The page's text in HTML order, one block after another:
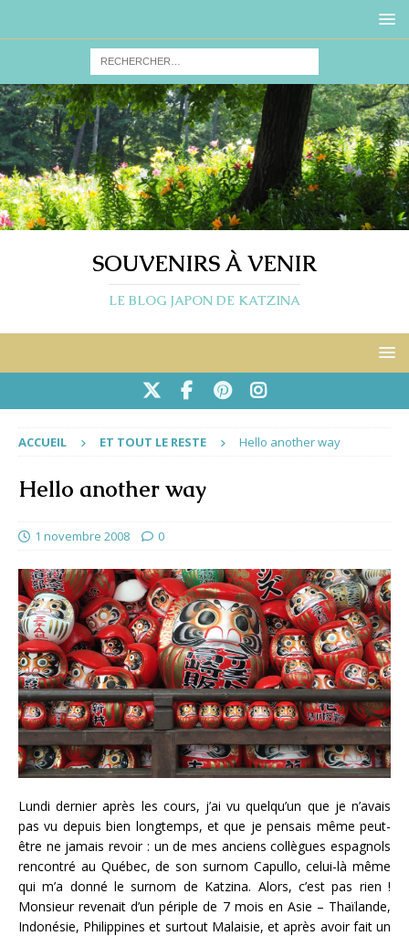
SOUVENIRS À VENIR
LE BLOG JAPON DE KATZINA
ACCUEIL ET TOUT LE RESTE Hello another way
Hello another way
1 novembre 2008 0
Lundi dernier après les cours, j’ai vu quelqu’un que je n’avais
pas vu depuis bien longtemps, et que je pensais même peut-
être ne jamais revoir : un de mes anciens collègues espagnols
rencontré au Québec, de son surnom Capullo, celui-là même
qui m’a donné le surnom de Katzina. Alors, c’est pas rien !
Monsieur revenait d’un périple de 7 mois en Asie – Thaïlande,
Indonésie, Philippines et surtout Malaisie, et après avoir fait un